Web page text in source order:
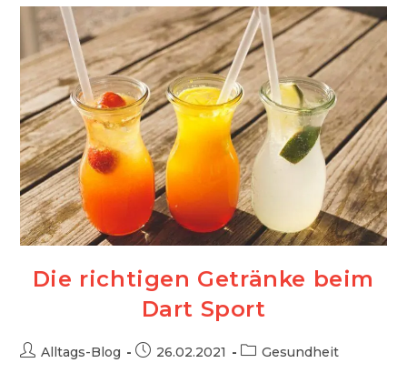
Die richtigen Getränke beim
Dart Sport
Beitrags-
Alltags-Blog
Beitrag26.02.2021
Beitrags-
Gesundheit